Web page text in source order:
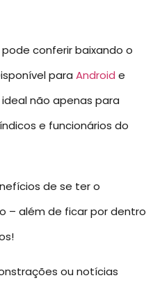
conferir baixando o
para Android e
não apenas para
e funcionários do
de se ter o
– além de ficar por dentro
ou notícias